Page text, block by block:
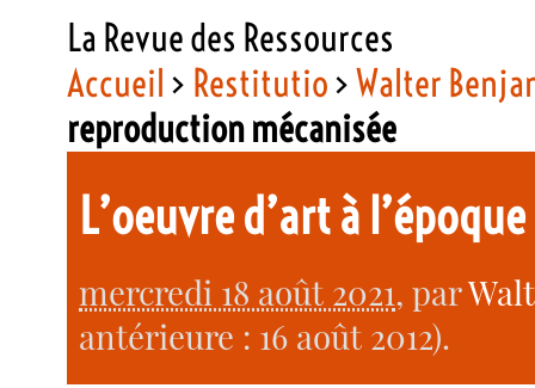
La Revue des Ressources
Accueil > Restitutio>Walter
reproduction mécanisée
L’oeuvre d’art à
mercredi 18 août 2021, par
antérieure : 16 août 2012).